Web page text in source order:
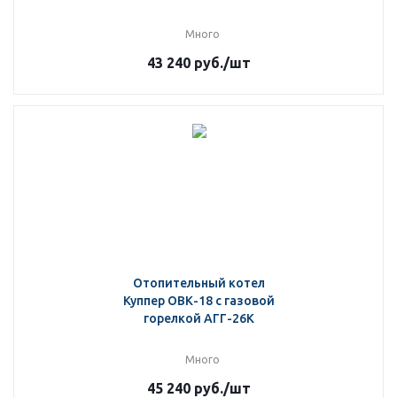
Много
43 240 руб./шт
Отопительный котел
Куппер ОВК-18 с газовой
горелкой АГГ-26К
Много
45 240 руб./шт